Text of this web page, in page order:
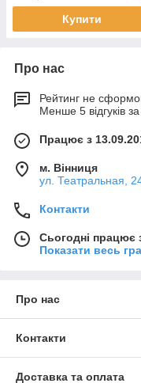
Купити
Про нас
Рейтинг не
Менше 5 відгуків за
Працює з
м. Вінниця
ул. Театральная,
Контакти
Сьогодні працює
Показати весь
Про нас
Контакти
Доставка та оплата